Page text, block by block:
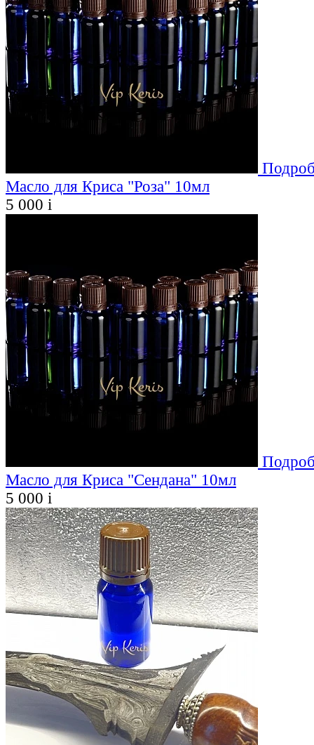
Масло для Криса "Роза" 10мл
5 000 i
Масло для Криса "Сендана" 10мл
5 000 i